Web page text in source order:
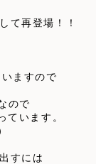
て再登場！！
ますので
ので
ています。
すには